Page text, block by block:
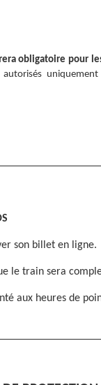
obligatoire pour
autorisés
son billet en ligne.
le train sera
aux heures de